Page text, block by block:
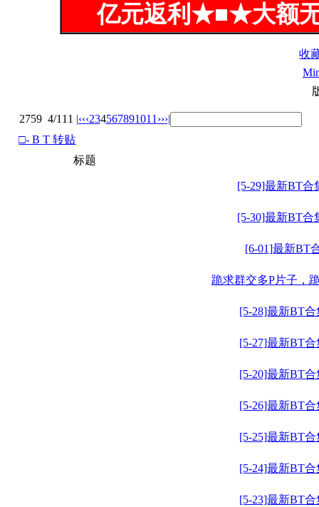
亿元返利★■★大额
收
2759 4/111 |‹‹‹234567891011 ›››|
□- B T 转贴
标题
[5-29]最新BT合
[5-30]最新BT合
[6-01]最新BT
跪求群交多P片子，
[5-28]最新BT合
[5-27]最新BT合
[5-20]最新BT合
[5-26]最新BT合
[5-25]最新BT合
[5-24]最新BT合
[5-23]最新BT合